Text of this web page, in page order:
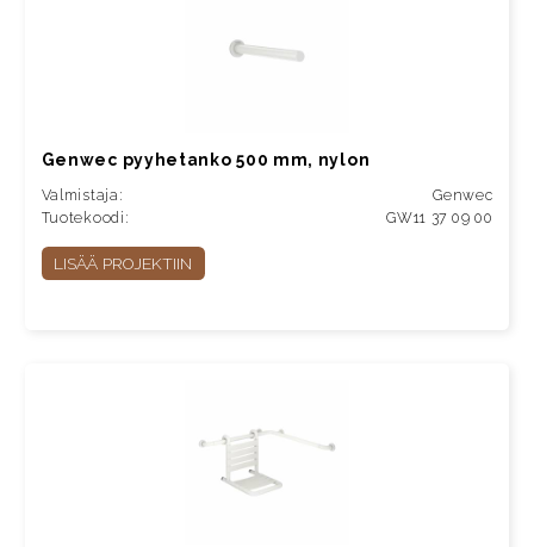
Genwec pyyhetanko 500 mm, nylon
Valmistaja:
Genwec
Tuotekoodi:
GW11 37 09 00
LISÄÄ PROJEKTIIN